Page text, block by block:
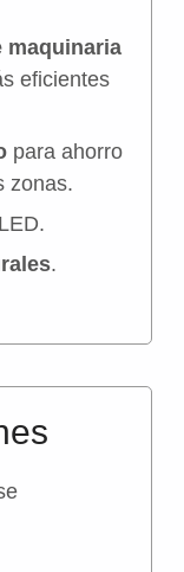
maquinaria
eficientes
para ahorro
zonas.
.
.